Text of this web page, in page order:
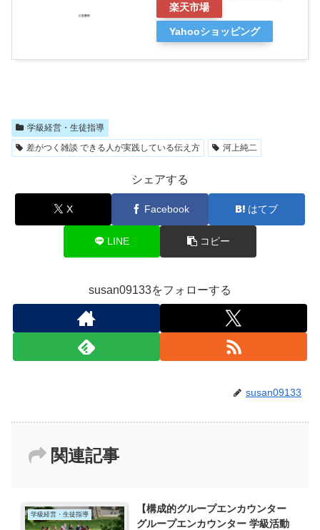
楽天市場
Yahooショッピング
学級経営・生徒指導
差がつく雑談 できる人が実践している伝え方
河上純二
シェアする
X Facebook はてブ
LINE コピー
susan09133をフォローする
susan09133
関連記事
学級経営・生徒指導
【構成的グループエンカウンター
グループエンカウンター 学級活動